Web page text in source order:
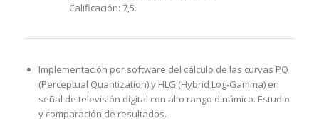
Calificación: 7,5.
Implementación por software del cálculo de las curvas PQ
(Perceptual Quantization) y HLG (Hybrid Log-Gamma) en
señal de televisión digital con alto rango dinámico. Estudio
y comparación de resultados.